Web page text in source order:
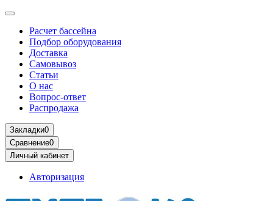
Расчет бассейна
Подбор оборудования
Доставка
Самовывоз
Статьи
О нас
Вопрос-ответ
Распродажа
Закладки0
Сравнение0
Личный кабинет
Авторизация